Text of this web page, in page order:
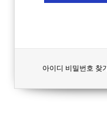
아이디 비밀번호 찾기